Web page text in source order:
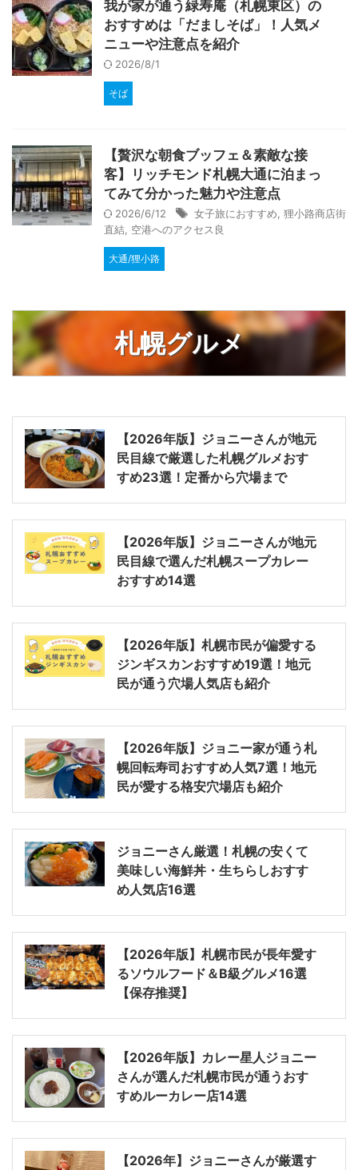
我が家が通う緑寿庵（札幌東区）の
おすすめは「だましそば」！人気メ
ニューや注意点を紹介
2026/8/1
そば
【贅沢な朝食ブッフェ＆素敵な接
客】リッチモンド札幌大通に泊まっ
てみて分かった魅力や注意点
2026/6/12 女子旅におすすめ 狸小路商店街
直結 空港へのアクセス良
大通/狸小路
札幌グルメ
【2026年版】ジョニーさんが地元
民目線で厳選した札幌グルメおす
すめ23選！定番から穴場まで
【2026年版】ジョニーさんが地元
民目線で選んだ札幌スープカレー
おすすめ14選
【2026年版】札幌市民が偏愛する
ジンギスカンおすすめ19選！地元
民が通う穴場人気店も紹介
【2026年版】ジョニー家が通う札
幌回転寿司おすすめ人気7選！地元
民が愛する格安穴場店も紹介
ジョニーさん厳選！札幌の安くて
美味しい海鮮丼・生ちらしおすす
め人気店16選
【2026年版】札幌市民が長年愛す
るソウルフード＆B級グルメ16選
【保存推奨】
【2026年版】カレー星人ジョニー
さんが選んだ札幌市民が通うおす
すめルーカレー店14選
【2026年】ジョニーさんが厳選す